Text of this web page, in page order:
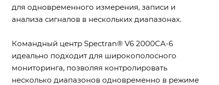
для одновременного измерения, записи и
анализа сигналов в нескольких диапазонах.
Командный центр Spectran® V6 2000CA-6
идеально подходит для широкополосного
мониторинга, позволяя контролировать
несколько диапазонов одновременно в режиме